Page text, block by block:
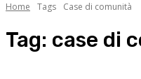
Home Tags Case di comunità
Tag: case di